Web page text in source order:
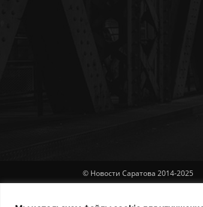
© Новости Саратова 2014-2025